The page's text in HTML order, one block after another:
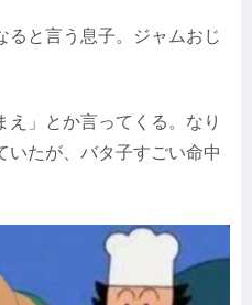
ると言う息子。ジャムおじ
え」とか言ってくる。なり
たが、バタ子すごい命中